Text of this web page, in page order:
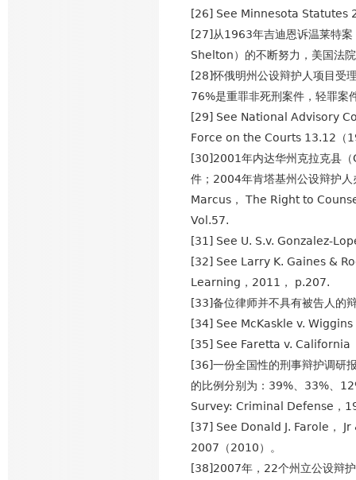
[26] See Minnesota Statutes
[27]从1963年吉迪恩诉温莱特
Shelton）的不断努力，美国法
[28]怀俄明州公设辩护人项目受
76%是重罪非死刑案件，轻罪
[29] See National Advisory
Force on the Courts 13.12（
[30]2001年内达华州克拉克县
件；2004年肯塔基州公设辩护
Marcus， The Right to
Vol.57.
[31] See U. S.v. Gonzalez-
[32] See Larry K. Gaines &
Learning，2011， p.207.
[33]备位律师并不具有被告人的
[34] See McKaskle v.
[35] See Faretta v. California
[36]一份全国性的刑事辩护调研
的比例分别为：39%、33%、
Survey: Criminal Defense，
[37] See Donald J. Farole，
2007（2010）。
[38]2007年，22个州立公设辩